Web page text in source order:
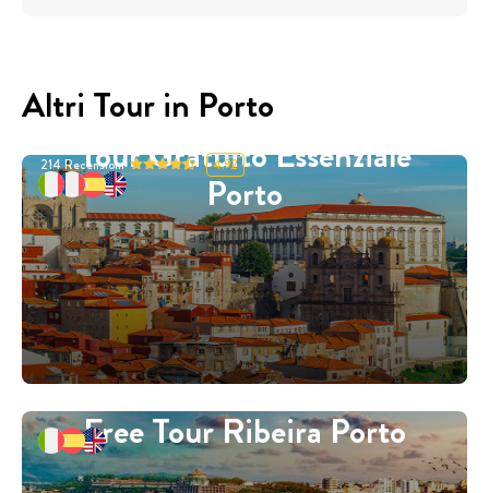
Altri Tour in Porto
Tour Gratuito Essenziale
Porto
214Recensioni 4.92
Free Tour Ribeira Porto